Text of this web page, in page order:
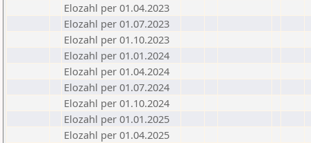
Elozahl per 01.04.2023
Elozahl per 01.07.2023
Elozahl per 01.10.2023
Elozahl per 01.01.2024
Elozahl per 01.04.2024
Elozahl per 01.07.2024
Elozahl per 01.10.2024
Elozahl per 01.01.2025
Elozahl per 01.04.2025